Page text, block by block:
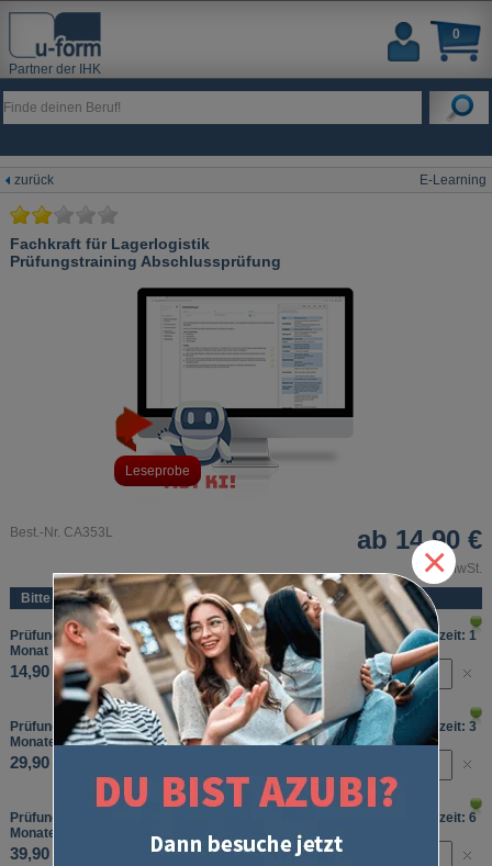
Partner der IHK
0
zurück E-Learning
Fachkraft für Lagerlogistik
Prüfungstraining Abschlussprüfung
Leseprobe
Best.-Nr. CA353L ab 14,90 €
inkl. MwSt.
Bitte wählen Sie:
Prüfungstraining Abschlussprüfung, Fachkraft für Lagerlogistik, Laufzeit: 1
Monat
14,90 €
Prüfungstraining Abschlussprüfung, Fachkraft für Lagerlogistik, Laufzeit: 3
Monate
29,90 €
Prüfungstraining Abschlussprüfung, Fachkraft für Lagerlogistik, Laufzeit: 6
Monate
39,90 €
×